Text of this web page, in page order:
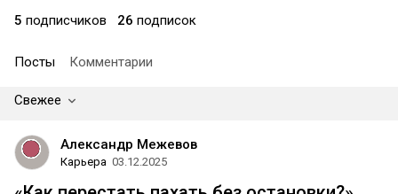
5 подписчиков 26 подписок
Посты Комментарии
Свежее
Александр Межевов
Карьера 03.12.2025